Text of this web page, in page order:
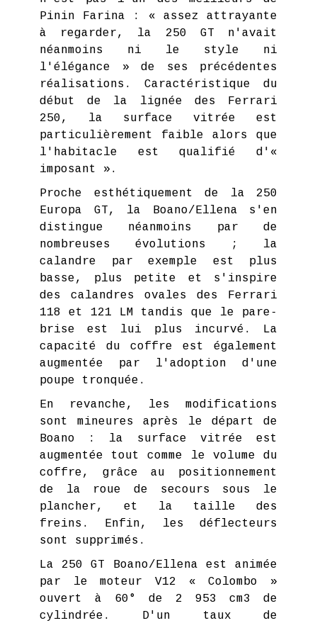
Pinin Farina : « assez attrayante
à regarder, la 250 GT n'avait
néanmoins ni le style ni
l'élégance » de ses précédentes
réalisations. Caractéristique du
début de la lignée des Ferrari
250, la surface vitrée est
particulièrement faible alors que
l'habitacle est qualifié d'«
imposant ».
Proche esthétiquement de la 250
Europa GT, la Boano/Ellena s'en
distingue néanmoins par de
nombreuses évolutions ; la
calandre par exemple est plus
basse, plus petite et s'inspire
des calandres ovales des Ferrari
118 et 121 LM tandis que le pare-
brise est lui plus incurvé. La
capacité du coffre est également
augmentée par l'adoption d'une
poupe tronquée.
En revanche, les modifications
sont mineures après le départ de
Boano : la surface vitrée est
augmentée tout comme le volume du
coffre, grâce au positionnement
de la roue de secours sous le
plancher, et la taille des
freins. Enfin, les déflecteurs
sont supprimés.
La 250 GT Boano/Ellena est animée
par le moteur V12 « Colombo »
ouvert à 60° de 2 953 cm3 de
cylindrée. D'un taux de